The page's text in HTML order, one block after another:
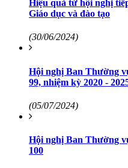
Hiệu quả từ hội nghị
Giáo dục và đào tạo
(30/06/2024)
Hội nghị Ban Thường
99, nhiệm kỳ 2020 -
(05/07/2024)
Hội nghị Ban Thường
100